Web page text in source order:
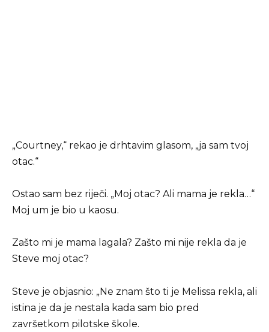
„Courtney,“ rekao je drhtavim glasom, „ja sam tvoj
otac.“
Ostao sam bez riječi. „Moj otac? Ali mama je rekla…“
Moj um je bio u kaosu.
Zašto mi je mama lagala? Zašto mi nije rekla da je
Steve moj otac?
Steve je objasnio: „Ne znam što ti je Melissa rekla, ali
istina je da je nestala kada sam bio pred
završetkom pilotske škole.